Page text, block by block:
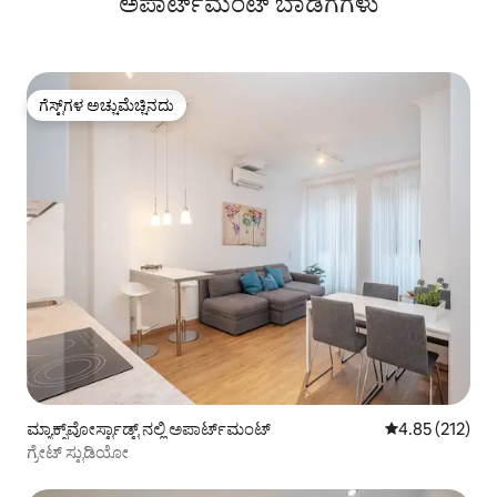
ಗೆಸ್ಟ್‌ಗಳ ಅಚ್ಚುಮೆಚ್ಚಿನದು
ಗೆಸ್ಟ್‌ಗಳ ಅಚ್ಚುಮೆಚ್ಚಿನದು
ಮ್ಯಾಕ್ಸ್‌ವೋರ್ಸ್ಟಾಡ್ಟ್ ನಲ್ಲಿ ಅಪಾರ್ಟ್‌ಮಂಟ್ 5 ರಲ್ಲಿ 4.85
4.85 (212)
ಗ್ರೇಟ್ ಸ್ಟುಡಿಯೋ